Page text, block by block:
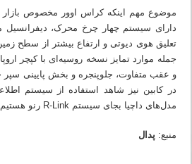
موضوع مهم اینکه کراس اوور مخصوص بازار
دارای سیستم چهار چرخ محرک،
جمله موارد تمایز نسخه روسیه‌ای با کپچر
و عقب متفاوت، جلوپنجره و بخش پایینی
در کابین نیز شاهد استفاده از سیستم
مدل‌های داچیا بجای سیستم R-Link رنو هستیم.
منبع: پدال